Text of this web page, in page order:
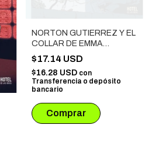
NORTON GUTIERREZ Y EL
COLLAR DE EMMA
TZAMPAK
$17.14 USD
$16.28 USD con
Transferencia o depósito
bancario